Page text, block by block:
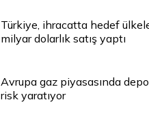
Türkiye, ihracatta hedef
milyar dolarlık satış yaptı
Avrupa gaz piyasasında
risk yaratıyor